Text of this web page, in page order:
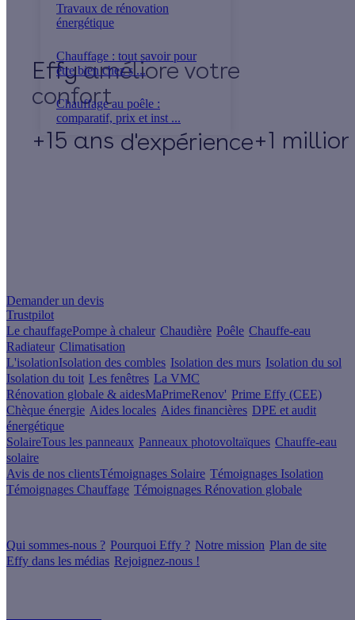
Travaux de rénovation
énergétique
Chauffage : tout savoir pour
être bien chez s ...
Chauffage au poêle :
comparatif, prix et inst ...
Effy
+15 ans d'expérience+1
Demander un devis
Trustpilot
Le chauffagePompe à chaleur Chaudière Poêle Chauffe-eau
Radiateur Climatisation
L'isolationIsolation des combles Isolation des murs Isolation du sol
Isolation du toit Les fenêtres La VMC
Rénovation globale & aidesMaPrimeRenov' Prime Effy (CEE)
Chèque énergie Aides locales Aides financières DPE et audit
énergétique
SolaireTous les panneaux Panneaux photovoltaïques Chauffe-eau
solaire
Avis de nos clientsTémoignages Solaire Témoignages Isolation
Témoignages Chauffage Témoignages Rénovation globale
Qui sommes-nous ? Pourquoi Effy ? Notre mission Plan de site
Effy dans les médias Rejoignez-nous !